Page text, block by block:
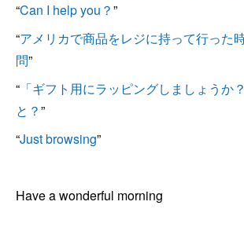
“Can I help you？”
“アメリカで商品をレジに持って行った
問”
“ 「ギフト用にラッピングしましょうか
と？”
“Just browsing”
Have a wonderful morning